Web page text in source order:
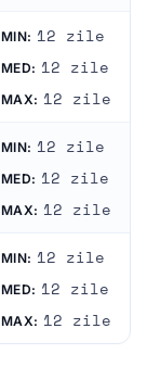
MIN: 12 zile
MED: 12 zile
MAX: 12 zile
MIN: 12 zile
MED: 12 zile
MAX: 12 zile
MIN: 12 zile
MED: 12 zile
MAX: 12 zile